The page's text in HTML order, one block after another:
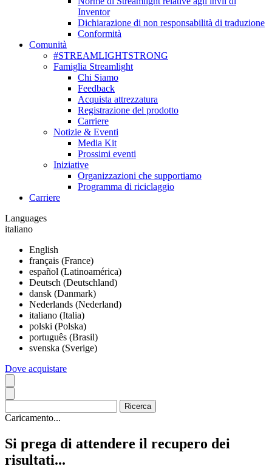
Inventor
Dichiarazione di non responsabilità di traduzione
Conformità
Comunità
#STREAMLIGHTSTRONG
Famiglia Streamlight
Chi Siamo
Feedback
Acquista attrezzatura
Registrazione del prodotto
Carriere
Notizie & Eventi
Media Kit
Prossimi eventi
Iniziative
Organizzazioni che supportiamo
Programma di riciclaggio
Carriere
Languages
italiano
English
français (France)
español (Latinoamérica)
Deutsch (Deutschland)
dansk (Danmark)
Nederlands (Nederland)
italiano (Italia)
polski (Polska)
português (Brasil)
svenska (Sverige)
Dove acquistare
Caricamento...
Si prega di attendere il recupero dei
risultati...